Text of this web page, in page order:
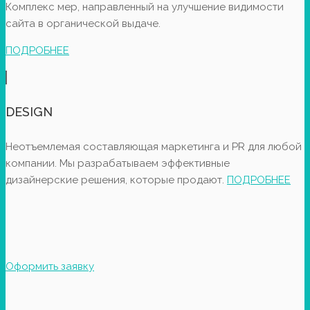
Комплекс мер, направленный на улучшение видимости
сайта в органической выдаче.
ПОДРОБНЕЕ
DESIGN
Неотъемлемая составляющая маркетинга и PR для любой
компании. Мы разрабатываем эффективные
дизайнерские решения, которые продают. ПОДРОБНЕЕ
Оформить заявку